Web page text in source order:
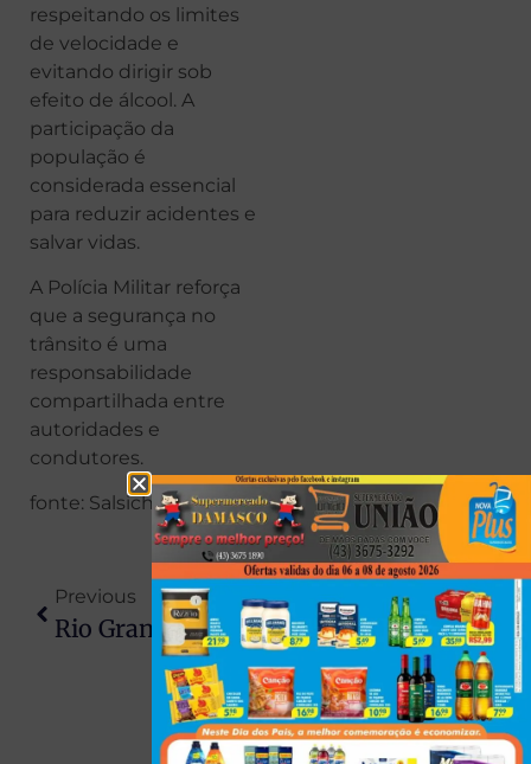
respeitando os limites
de velocidade e
evitando dirigir sob
efeito de álcool. A
participação da
população é
considerada essencial
para reduzir acidentes e
salvar vidas.
A Polícia Militar reforça
que a segurança no
trânsito é uma
responsabilidade
compartilhada entre
autoridades e
condutores.
fonte: Salsicha Maringá
Previous
Rio Grande Do Norte: Experiências Únicas Para Incluir No Seu Roteiro Pelo Estado
Next
Ex-Senador Chama 1º De Maio De “dia Da Vagabundagem” E Gera Polêmica